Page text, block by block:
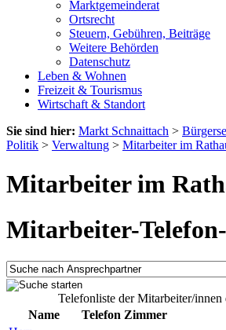
Marktgemeinderat
Ortsrecht
Steuern, Gebühren, Beiträge
Weitere Behörden
Datenschutz
Leben & Wohnen
Freizeit & Tourismus
Wirtschaft & Standort
Sie sind hier: Markt Schnaittach >
Politik > Verwaltung > Mitarbeiter im
Mitarbeiter im
Mitarbeiter-
Telefonliste der Mitarbeiter/
Name
Telefon Zimmer